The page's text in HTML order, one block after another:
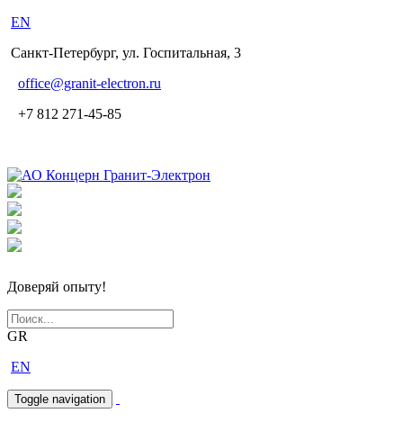
EN
Санкт-Петербург, ул. Госпитальная, 3
office@granit-electron.ru
+7 812 271-45-85
Доверяй опыту!
GR
EN
Toggle navigation